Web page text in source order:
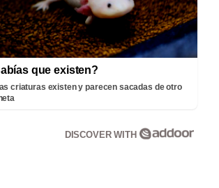
que existen?
criaturas existen y parecen sacadas de otro
DISCOVER WITH